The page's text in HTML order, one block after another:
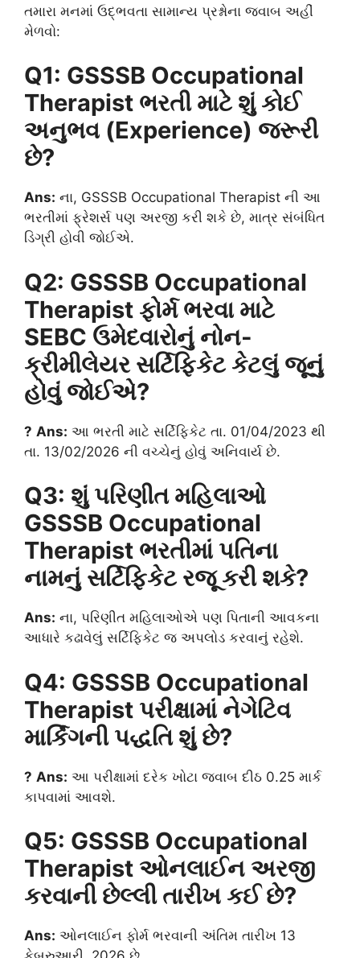
​તમારા મનમાં ઉદ્ભવતા સામાન્ય પ્રશ્નોના જવાબ અહીં
મેળવો:
Q1: GSSSB Occupational
Therapist ભરતી માટે શું કોઈ
અનુભવ (Experience) જરૂરી
છે?
Ans: ના, GSSSB Occupational Therapist ની આ
ભરતીમાં ફ્રેશર્સ પણ અરજી કરી શકે છે, માત્ર સંબંધિત
ડિગ્રી હોવી જોઈએ.
Q2: GSSSB Occupational
Therapist ફોર્મ ભરવા માટે
SEBC ઉમેદવારોનું નોન-
ક્રીમીલેયર સર્ટિફિકેટ કેટલું જૂનું
હોવું જોઈએ?
? Ans: આ ભરતી માટે સર્ટિફિકેટ તા. 01/04/2023 થી
તા. 13/02/2026 ની વચ્ચેનું હોવું અનિવાર્ય છે.
Q3: શું પરિણીત મહિલાઓ
GSSSB Occupational
Therapist ભરતીમાં પતિના
નામનું સર્ટિફિકેટ રજૂ કરી શકે?
Ans: ના, પરિણીત મહિલાઓએ પણ પિતાની આવકના
આધારે કઢાવેલું સર્ટિફિકેટ જ અપલોડ કરવાનું રહેશે.
Q4: GSSSB Occupational
Therapist પરીક્ષામાં નેગેટિવ
માર્કિંગની પદ્ધતિ શું છે?
? Ans: આ પરીક્ષામાં દરેક ખોટા જવાબ દીઠ 0.25 માર્ક
કાપવામાં આવશે.
Q5: GSSSB Occupational
Therapist ઓનલાઈન અરજી
કરવાની છેલ્લી તારીખ કઈ છે?
Ans: ઓનલાઈન ફોર્મ ભરવાની અંતિમ તારીખ 13